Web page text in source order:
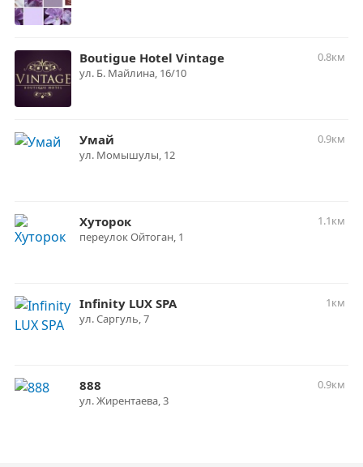
Boutigue Hotel Vintage
0.8км
ул. Б. Майлина, 16/10
Умай
0.9км
ул. Момышулы, 12
Хуторок
1.1км
переулок Ойтоган, 1
Infinity LUX SPA
1км
ул. Саргуль, 7
888
0.9км
ул. Жирентаева, 3